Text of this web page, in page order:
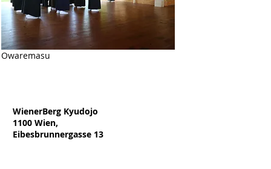
Owaremasu
WienerBerg Kyudojo
1100 Wien,
Eibesbrunnergasse 13